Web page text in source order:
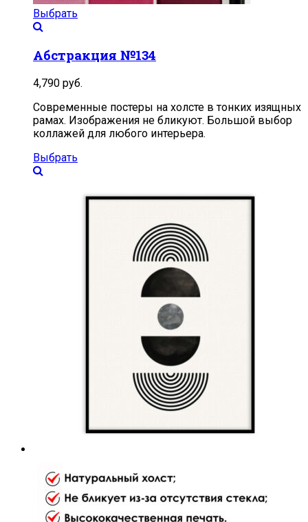
Выбрать
Абстракция №134
4,790 руб.
Современные постеры на холсте в тонких изящных
рамах. Изображения не бликуют. Большой выбор
коллажей для любого интерьера.
Выбрать